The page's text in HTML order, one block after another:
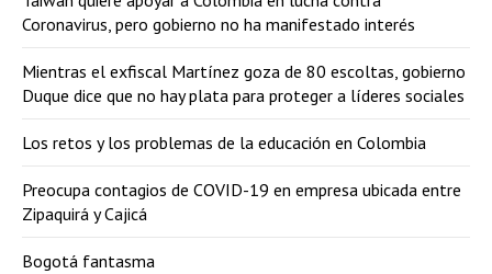
Coronavirus, pero gobierno no ha manifestado interés
Mientras el exfiscal Martínez goza de 80 escoltas, gobierno
Duque dice que no hay plata para proteger a líderes sociales
Los retos y los problemas de la educación en Colombia
Preocupa contagios de COVID-19 en empresa ubicada entre
Zipaquirá y Cajicá
Bogotá fantasma